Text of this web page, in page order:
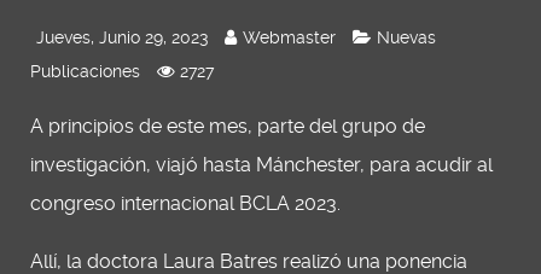
Jueves, Junio 29, 2023 Webmaster
Nuevas
Publicaciones
2727
A principios de este mes, parte del grupo de
investigación, viajó hasta Mánchester, para acudir al
congreso internacional BCLA 2023.
Allí, la doctora Laura Batres realizó una ponencia